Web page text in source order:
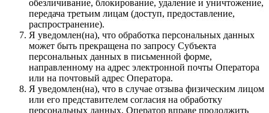
обезличивание, блокирование, удаление и уничтожение,
передача третьим лицам (доступ, предоставление,
распространение).
Я уведомлен(на), что обработка персональных данных
может быть прекращена по запросу Субъекта
персональных данных в письменной форме,
направленному на адрес электронной почты Оператора
или на почтовый адрес Оператора.
Я уведомлен(на), что в случае отзыва физическим лицом
или его представителем согласия на обработку
персональных данных, Оператор вправе продолжить